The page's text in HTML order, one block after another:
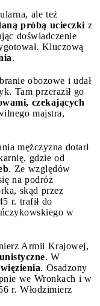
ale też
próbą ucieczki z
doświadczenie
Kluczową
.
obozowe i udał
Tam przeraził go
czekających
majstra,
mężczyzna dotarł
gdzie od
. Ze względów
na podróż
skąd przez
r. trafił do
w
Armii Krajowej,
. W
. Osadzony
we Wronkach i w
r. Włodzimierz